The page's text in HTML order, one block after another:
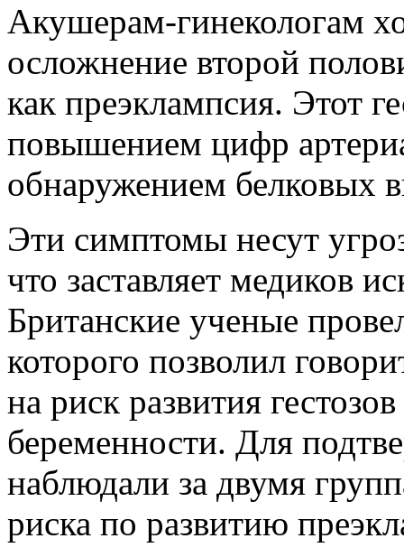
Акушерам-гинекологам
осложнение второй
как преэклампсия. Этот
повышением цифр
обнаружением белковых
Эти симптомы несут
что заставляет медиков
Британские ученые
которого позволил
на риск развития
беременности. Для
наблюдали за двумя
риска по развитию